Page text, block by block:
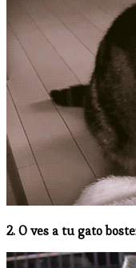
2. O ves a tu gato